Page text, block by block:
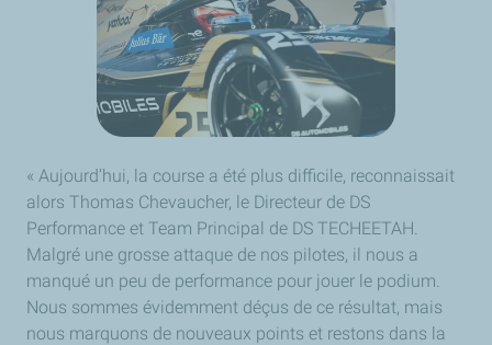
« Aujourd’hui, la course a été plus difficile, reconnaissait
alors Thomas Chevaucher, le Directeur de DS
Performance et Team Principal de DS TECHEETAH.
Malgré une grosse attaque de nos pilotes, il nous a
manqué un peu de performance pour jouer le podium.
Nous sommes évidemment déçus de ce résultat, mais
nous marquons de nouveaux points et restons dans la